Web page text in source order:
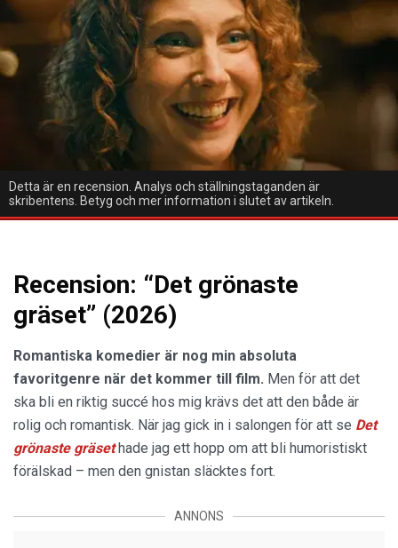
Detta är en recension. Analys och ställningstaganden är
skribentens. Betyg och mer information i slutet av artikeln.
Recension: “Det grönaste
gräset” (2026)
Romantiska komedier är nog min absoluta
favoritgenre när det kommer till film. Men för att det
ska bli en riktig succé hos mig krävs det att den både är
rolig och romantisk. När jag gick in i salongen för att se Det
grönaste gräsethade jag ett hopp om att bli humoristiskt
förälskad – men den gnistan släcktes fort.
ANNONS